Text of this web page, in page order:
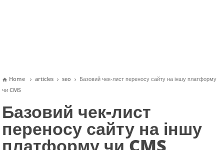
 Home  articles  seo 
Базовий чек-лист переносу сайту на іншу платформу
чи CMS
Базовий чек-лист
переносу сайту на іншу